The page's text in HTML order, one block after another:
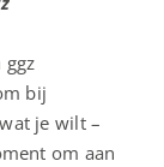
ggz
bij
je wilt –
om aan